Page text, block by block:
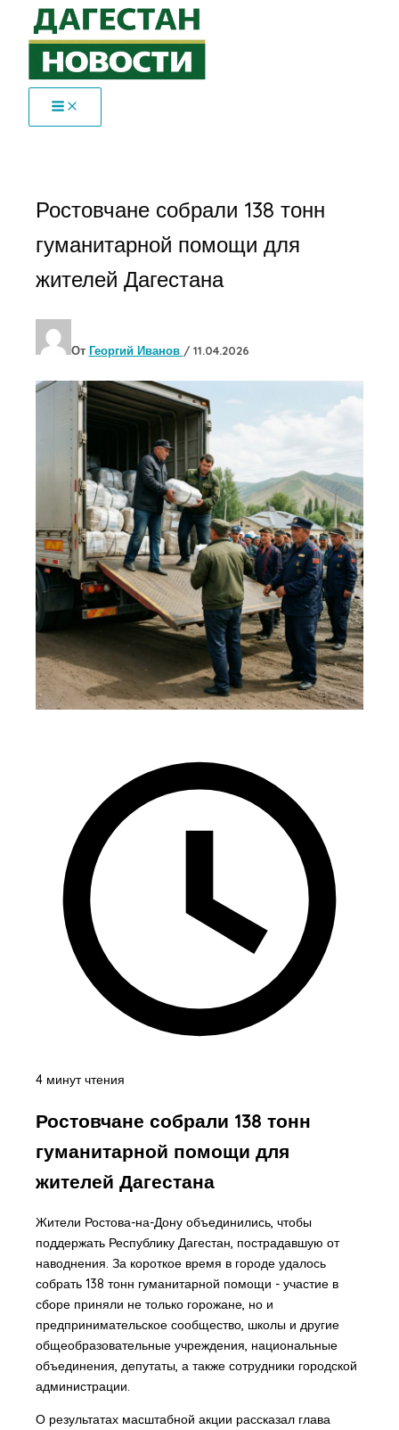
Перейти
содержимому
Ростовчане собрали 138 тонн
гуманитарной помощи для
жителей Дагестана
От Георгий Иванов / 11.04.2026
4 минут чтения
Ростовчане собрали 138 тонн
гуманитарной помощи для
жителей Дагестана
Жители Ростова-на-Дону объединились, чтобы
поддержать Республику Дагестан, пострадавшую от
наводнения. За короткое время в городе удалось
собрать 138 тонн гуманитарной помощи - участие в
сборе приняли не только горожане, но и
предпринимательское сообщество, школы и другие
общеобразовательные учреждения, национальные
объединения, депутаты, а также сотрудники городской
администрации.
О результатах масштабной акции рассказал глава